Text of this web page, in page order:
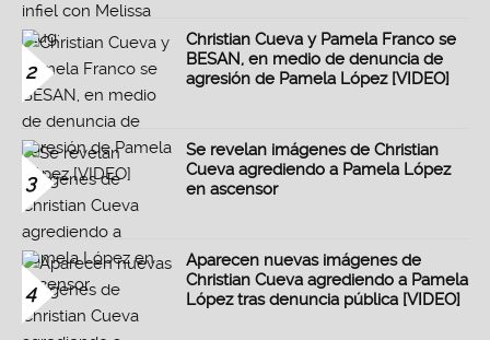
2
Christian Cueva y Pamela Franco se
BESAN, en medio de denuncia de
agresión de Pamela López [VIDEO]
3
Se revelan imágenes de Christian
Cueva agrediendo a Pamela López
en ascensor
4
Aparecen nuevas imágenes de
Christian Cueva agrediendo a Pamela
López tras denuncia pública [VIDEO]